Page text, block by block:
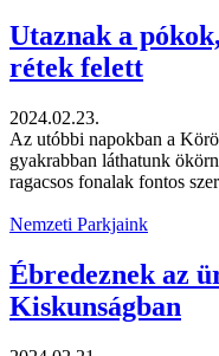
Utaznak a
rétek felett
2024.02.23.
Az utóbbi napokban a
gyakrabban láthatunk
ragacsos fonalak fontos
Nemzeti Parkjaink
Ébredeznek az
Kiskunságban